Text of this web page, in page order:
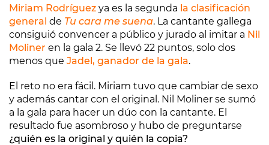
Miriam Rodríguez ya es la segunda la clasificación
general de Tu cara me suena. La cantante gallega
consiguió convencer a público y jurado al imitar a Nil
Moliner en la gala 2. Se llevó 22 puntos, solo dos
menos que Jadel, ganador de la gala.
El reto no era fácil. Miriam tuvo que cambiar de sexo
y además cantar con el original. Nil Moliner se sumó
a la gala para hacer un dúo con la cantante. El
resultado fue asombroso y hubo de preguntarse
¿quién es la original y quién la copia?